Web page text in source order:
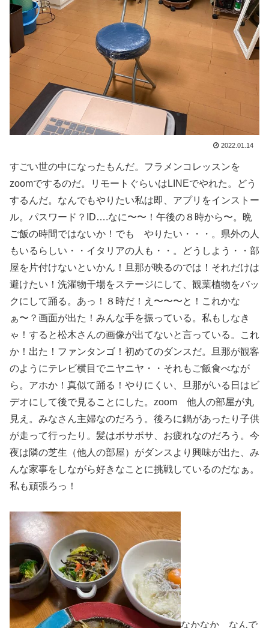
2022.01.14
すごい世の中になったもんだ。フラメンコレッスンを
zoomでするのだ。リモートぐらいはLINEでやれた。どう
するんだ。なんでもやりたい私は即、アプリをインストー
ル。パスワード？ID….なに〜〜！午後の８時から〜。晩
ご飯の時間ではないか！でも やりたい・・・。県外の人
もいるらしい・・イタリアの人も・・。どうしよう・・部
屋を片付けないといかん！旦那が映るのでは！それだけは
避けたい！洗濯物干場をステージにして、観葉植物をバッ
クにして踊る。あっ！８時だ！え〜〜〜と！これかな
ぁ〜？画面が出た！みんな手を振っている。私もしなき
ゃ！すると松木さんの画像が出てないと言っている。これ
か！出た！ファンタンゴ！初めてのダンスだ。旦那が観客
のようにテレビ横目でニヤニヤ・・それもご飯食べなが
ら。アホか！真似て踊る！やりにくい、旦那がいる日はビ
デオにして後で見ることにした。zoom 他人の部屋が丸
見え。みなさん主婦なのだろう。後ろに鍋があったり子供
が走って行ったり。髪はボサボサ、お疲れなのだろう。今
夜は隣の芝生（他人の部屋）がダンスより興味が出た、み
んな家事をしながら好きなことに挑戦しているのだなぁ。
私も頑張ろっ！
なかなか なんで